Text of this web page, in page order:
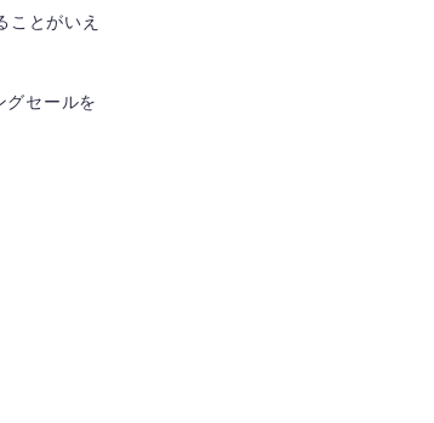
ことがいえ
グセールを